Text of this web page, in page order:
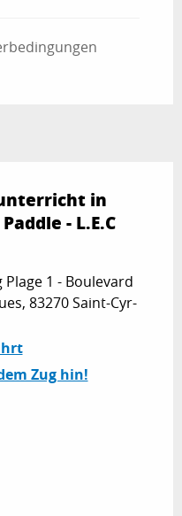
in
- L.E.C
1 - Boulevard
83270 Saint-Cyr-
Zug hin!